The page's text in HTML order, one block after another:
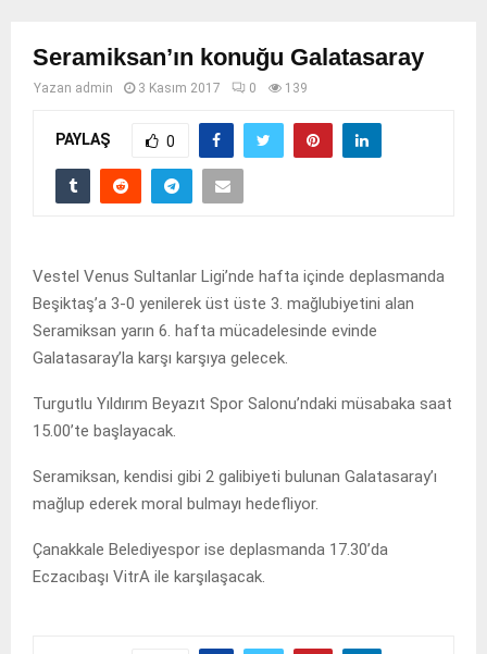
Seramiksan’ın konuğu Galatasaray
Yazan admin 3 Kasım 2017 0 139
PAYLAŞ 0
Vestel Venus Sultanlar Ligi’nde hafta içinde deplasmanda
Beşiktaş’a 3-0 yenilerek üst üste 3. mağlubiyetini alan
Seramiksan yarın 6. hafta mücadelesinde evinde
Galatasaray’la karşı karşıya gelecek.
Turgutlu Yıldırım Beyazıt Spor Salonu’ndaki müsabaka saat
15.00’te başlayacak.
Seramiksan, kendisi gibi 2 galibiyeti bulunan Galatasaray’ı
mağlup ederek moral bulmayı hedefliyor.
Çanakkale Belediyespor ise deplasmanda 17.30’da
Eczacıbaşı VitrA ile karşılaşacak.